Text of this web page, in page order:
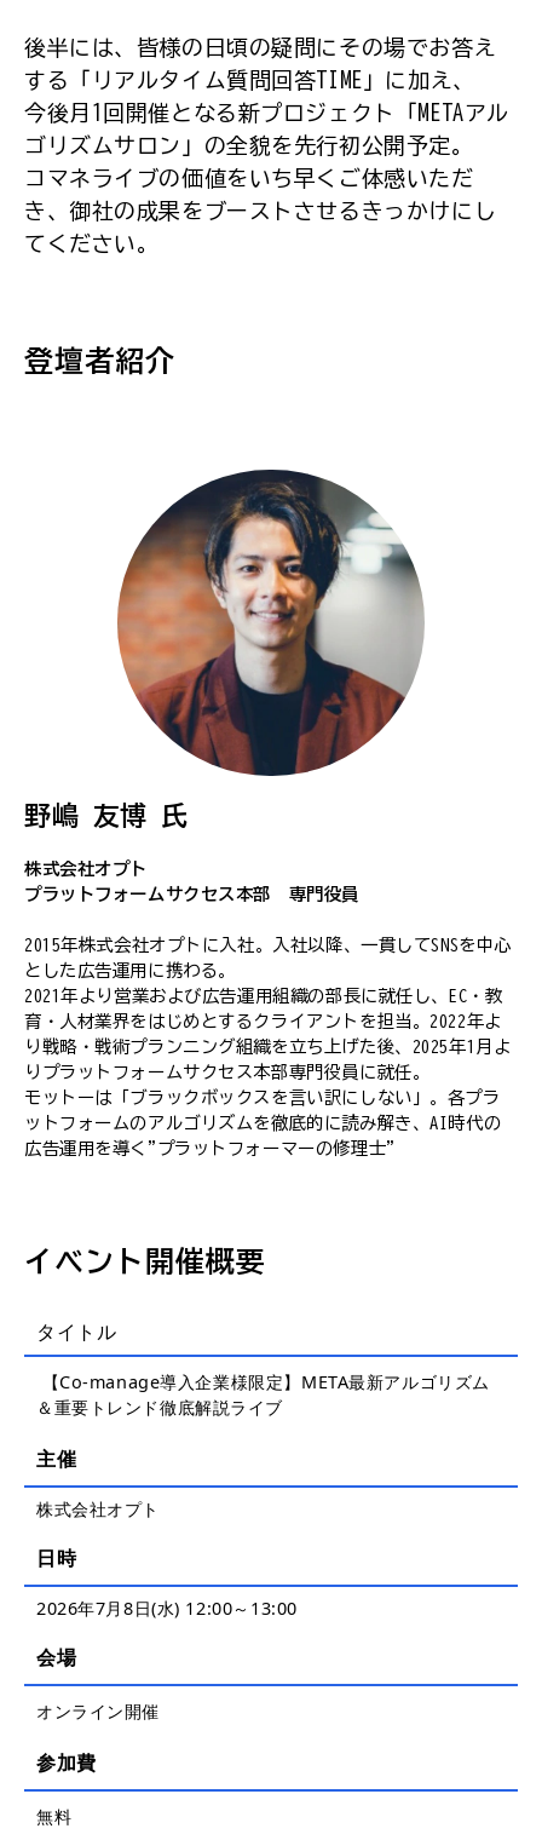
後半には、皆様の日頃の疑問にその場でお答え
する「リアルタイム質問回答TIME」に加え、
今後月1回開催となる新プロジェクト「METAアル
ゴリズムサロン」の全貌を先行初公開予定。
コマネライブの価値をいち早くご体感いただ
き、御社の成果をブーストさせるきっかけにし
てください。
登壇者紹介
野嶋 友博 氏
株式会社オプト
プラットフォームサクセス本部 専門役員
2015年株式会社オプトに入社。入社以降、一貫してSNSを中心
とした広告運用に携わる。
2021年より営業および広告運用組織の部長に就任し、EC・教
育・人材業界をはじめとするクライアントを担当。2022年よ
り戦略・戦術プランニング組織を立ち上げた後、2025年1月よ
りプラットフォームサクセス本部専門役員に就任。
モットーは「ブラックボックスを言い訳にしない」。各プラ
ットフォームのアルゴリズムを徹底的に読み解き、AI時代の
広告運用を導く"プラットフォーマーの修理士"
イベント開催概要
タイトル
【Co-manage導入企業様限定】META最新アルゴリズム
＆重要トレンド徹底解説ライブ
主催
株式会社オプト
日時
2026年7月8日(水) 12:00～13:00
会場
オンライン開催
参加費
無料